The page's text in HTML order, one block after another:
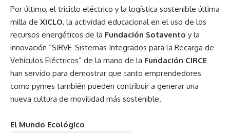
Por último, el triciclo eléctrico y la logística sostenible última
milla de XICLO, la actividad educacional en el uso de los
recursos energéticos de la Fundación Sotavento y la
innovación “SIRVE-Sistemas Integrados para la Recarga de
Vehículos Eléctricos” de la mano de la Fundación CIRCE
han servido para demostrar que tanto emprendedores
como pymes también pueden contribuir a generar una
nueva cultura de movilidad más sostenible.
El Mundo Ecológico